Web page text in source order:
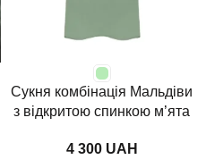
Сукня комбінація Мальдіви
з відкритою спинкою м’ята
UAH